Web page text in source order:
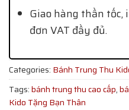
Giao hàng thần tốc,
đơn VAT đầy đủ.
Categories: Bánh Trung Thu
Tags:bánh trung thu cao cấp,
Kido Tặng Bạn Thân